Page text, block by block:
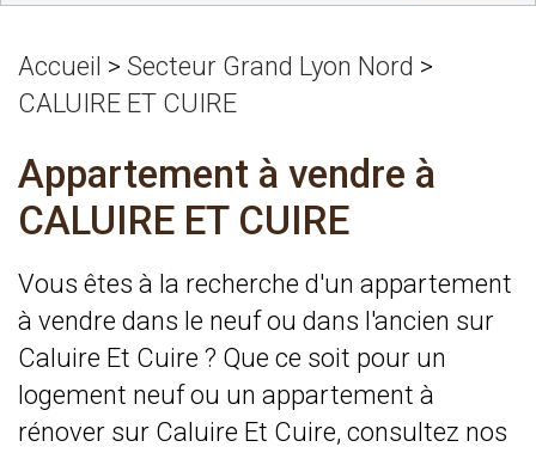
Accueil > Secteur Grand Lyon Nord >
CALUIRE ET CUIRE
Appartement à vendre à
CALUIRE ET CUIRE
Vous êtes à la recherche d'un appartement
à vendre dans le neuf ou dans l'ancien sur
Caluire Et Cuire ? Que ce soit pour un
logement neuf ou un appartement à
rénover sur Caluire Et Cuire, consultez nos